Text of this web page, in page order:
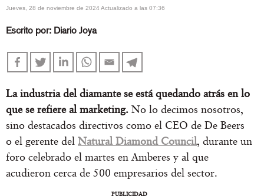
jueves, 28 de noviembre de 2024 Actualizado a las 07:36
Escrito por: Diario Joya
La industria del diamante se está quedando atrás en lo
que se refiere al marketing. No lo decimos nosotros,
sino destacados directivos como el CEO de De Beers
o el gerente del Natural Diamond Council, durante un
foro celebrado el martes en Amberes y al que
acudieron cerca de 500 empresarios del sector.
PUBLICIDAD